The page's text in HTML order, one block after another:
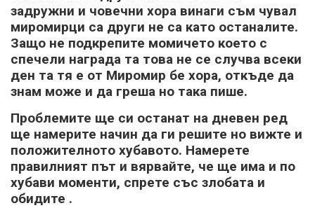
задружни и човечни хора винаги съм чувал
миромирци са други не са като останалите.
Защо не подкрепите момичето което с
спечели награда та това не се случва всеки
ден та тя е от Миромир бе хора, откъде да
знам може и да греша но така пише.
Проблемите ще си останат на дневен ред
ще намерите начин да ги решите но вижте и
положителното хубавото. Намерете
правилният път и вярвайте, че ще има и по
хубави моменти, спрете със злобата и
обидите .